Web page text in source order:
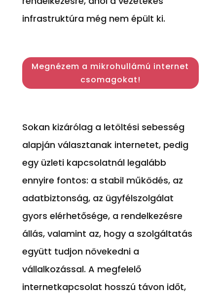
infrastruktúra még nem épült ki.
Megnézem a mikrohullámú internet
csomagokat!
Sokan kizárólag a letöltési sebesség
alapján választanak internetet, pedig
egy üzleti kapcsolatnál legalább
ennyire fontos: a stabil működés, az
adatbiztonság, az ügyfélszolgálat
gyors elérhetősége, a rendelkezésre
állás, valamint az, hogy a szolgáltatás
együtt tudjon növekedni a
vállalkozással. A megfelelő
internetkapcsolat hosszú távon időt,